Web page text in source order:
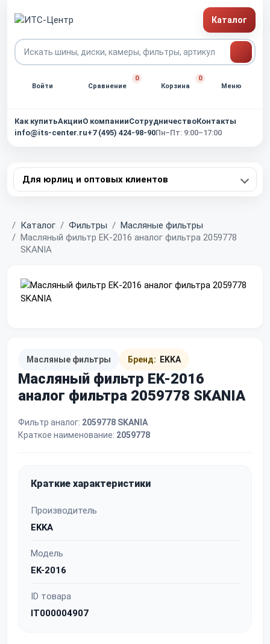
Каталог
Войти Сравнение
0
Корзина
0
Меню
Как купитьАкцииО компанииСотрудничествоКонтакты
info@its-center.ru+7 (495) 424-98-90Пн–Пт: 9:00–17:00
Для юрлиц и оптовых клиентов
Главная
Каталог Фильтры
Масляные фильтры
Масляный фильтр EK-2016 аналог фильтра 2059778
SKANIA
Масляные фильтры Бренд: EKKA
Масляный фильтр EK-2016
аналог фильтра 2059778 SKANIA
Фильтр аналог: 2059778 SKANIA
Краткое наименование: 2059778
Краткие характеристики
Производитель
EKKA
Модель
EK-2016
ID товара
IT000004907